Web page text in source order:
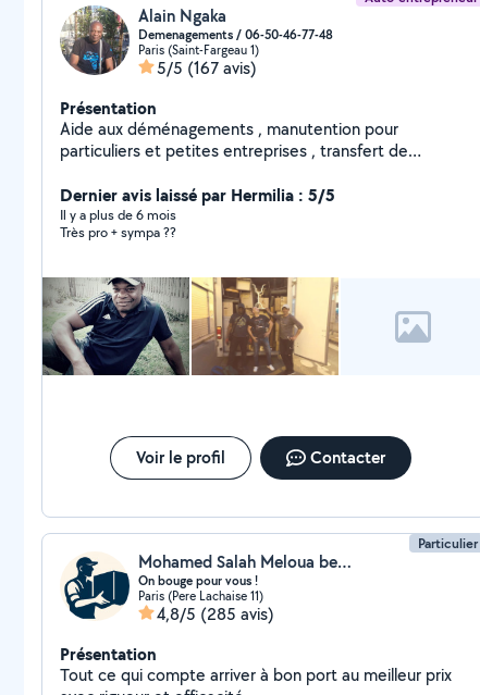
Alain Ngaka
Demenagements / 06-50-46-77-48
Paris (Saint-Fargeau 1)
5/5 (167 avis)
Présentation
Aide aux déménagements , manutention pour
particuliers et petites entreprises , transfert de
PROTECTION DES MEUBLES demontage et remontage
de meubles. travail serieux , efficace. 25 ans d
'experience Je peux me deplacer a domicile pour devis.
O650467748 même tôt le matin ou tard le soir svp,
merci.
Dernier avis laissé par Hermilia : 5/5
Il y a plus de 6 mois
Très pro + sympa ??
Voir le profil Contacter
Particulier
Mohamed Salah Meloua benzaba
On bouge pour vous !
Paris (Pere Lachaise 11)
4,8/5 (285 avis)
Présentation
Tout ce qui compte arriver à bon port au meilleur prix